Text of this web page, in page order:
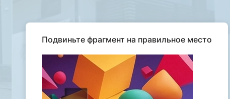
Подвиньте фрагмент на правильное место